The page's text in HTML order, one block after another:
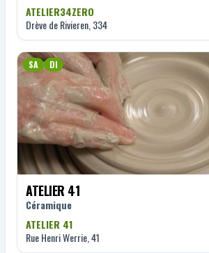
ATELIER34ZERO
Drève de Rivieren, 334
SA DI
ATELIER 41
Céramique
ATELIER 41
Rue Henri Werrie, 41